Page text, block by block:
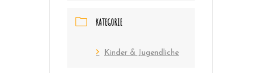
KATEGORIE
Kinder & Jugendliche